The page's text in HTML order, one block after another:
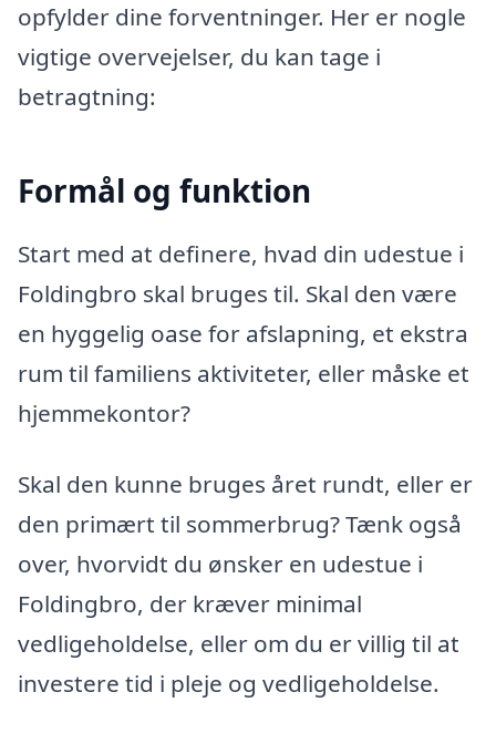
opfylder dine forventninger. Her er nogle
vigtige overvejelser, du kan tage i
betragtning:
Formål og funktion
Start med at definere, hvad din udestue i
Foldingbro skal bruges til. Skal den være
en hyggelig oase for afslapning, et ekstra
rum til familiens aktiviteter, eller måske et
hjemmekontor?
Skal den kunne bruges året rundt, eller er
den primært til sommerbrug? Tænk også
over, hvorvidt du ønsker en udestue i
Foldingbro, der kræver minimal
vedligeholdelse, eller om du er villig til at
investere tid i pleje og vedligeholdelse.